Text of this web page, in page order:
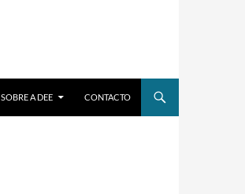
SOBRE A DEE CONTACTO